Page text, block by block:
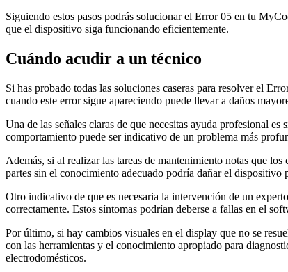
Siguiendo estos pasos podrás solucionar el Error 05 en tu
que el dispositivo siga funcionando eficientemente.
Cuándo acudir a un técnico
Si has probado todas las soluciones caseras para resolver el
cuando este error sigue apareciendo puede llevar a daños
Una de las señales claras de que necesitas ayuda profesional
comportamiento puede ser indicativo de un problema más
Además, si al realizar las tareas de mantenimiento notas que
partes sin el conocimiento adecuado podría dañar el
Otro indicativo de que es necesaria la intervención de un
correctamente. Estos síntomas podrían deberse a fallas en el
Por último, si hay cambios visuales en el display que no se
con las herramientas y el conocimiento apropiado para
electrodomésticos.